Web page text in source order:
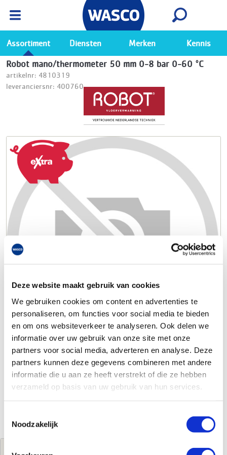
Deze website maakt gebruik van cookies
We gebruiken cookies om content en advertenties te
personaliseren, om functies voor social media te bieden
en om ons websiteverkeer te analyseren. Ook delen we
informatie over uw gebruik van onze site met onze
partners voor social media, adverteren en analyse. Deze
partners kunnen deze gegevens combineren met andere
informatie die u aan ze heeft verstrekt of die ze hebben
verzameld op basis van uw gebruik van hun services.
Noodzakelijk
Ga naar de Wasco app
Bekijk
Assortiment Diensten Merken Kennis
Robot mano/thermometer 50 mm 0-8 bar 0-60 °C
artikelnr: 4810319
leveranciersnr: 400760
Jouw brutoprijs